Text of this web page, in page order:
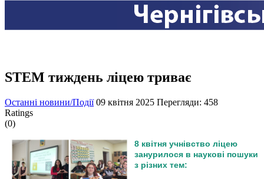
STEM тиждень ліцею триває
Останні новини/Події 09 квітня 2025 Перегляди: 458
Ratings
(0)
8 квітня учнівство ліцею
занурилося в наукові пошуки
з різних тем: